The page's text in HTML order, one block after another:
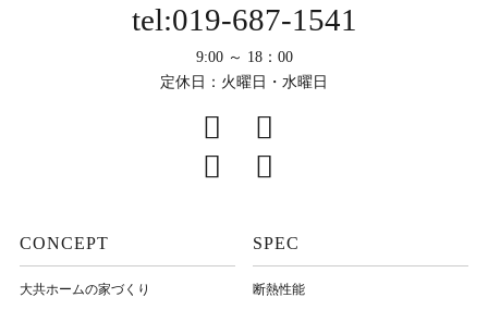
tel:019-687-1541
9:00 ～ 18：00
定休日：火曜日・水曜日
CONCEPT
大共ホームの家づくり
SPEC
断熱性能